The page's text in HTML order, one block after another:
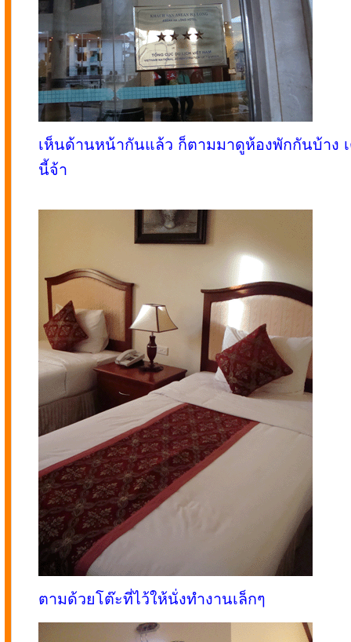
เห็นด้านหน้ากันแล้ว ก็ตามมาดูห้องพักกันบ้าง
นี้จ้า
ตามด้วยโต๊ะที่ไว้ให้นั่งทำงานเล็กๆ